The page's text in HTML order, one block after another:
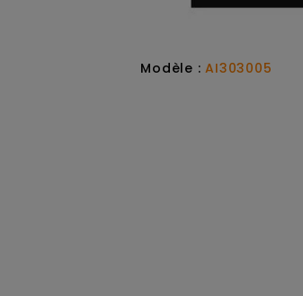
Modèle :AI303005